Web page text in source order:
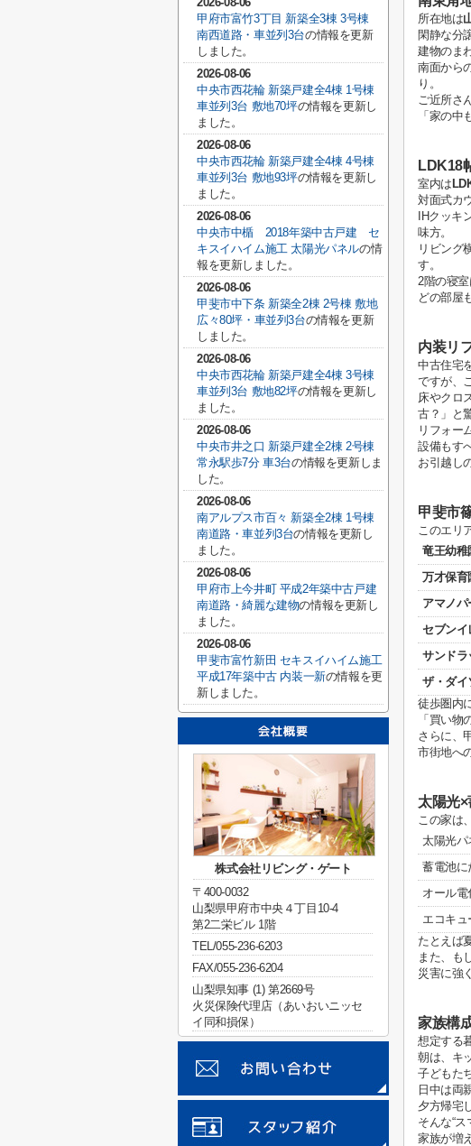
所在地は
閑静な分
建物のま
南面から
り。
ご近所さ
「家の中
LDK18
室内は
対面式カ
IHクッキ
味方。
リビング
す。
2階の寝
どの部屋
内装リ
中古住宅
ですが、
床やクロ
古？」と
リフォー
設備もす
お引越し
甲斐市
このエリ
竜王幼稚
万才保育
アマノ
セブンイ
サンドラ
ザ・ダイ
徒歩圏内
「買い物
さらに、
市街地へ
太陽光×
この家は
太陽光パ
蓄電池に
オール電
エコキ
たとえば
また、も
災害に強
家族構
想定する
朝は、キ
子どもた
日中は両
夕方帰宅
そんな“ス
家族が増
甲府市富竹3丁目 新築全3棟 3号棟
南西道路・車並列3台の情報を更新
しました。
2026-08-06
中央市西花輪 新築戸建全4棟 1号棟
車並列3台 敷地70坪の情報を更新し
ました。
2026-08-06
中央市西花輪 新築戸建全4棟 4号棟
車並列3台 敷地93坪の情報を更新し
ました。
2026-08-06
中央市中楯 2018年築中古戸建 セ
キスイハイム施工 太陽光パネルの情
報を更新しました。
2026-08-06
甲斐市中下条 新築全2棟 2号棟 敷地
広々80坪・車並列3台の情報を更新
しました。
2026-08-06
中央市西花輪 新築戸建全4棟 3号棟
車並列3台 敷地82坪の情報を更新し
ました。
2026-08-06
中央市井之口 新築戸建全2棟 2号棟
常永駅歩7分 車3台の情報を更新しま
した。
2026-08-06
南アルプス市百々 新築全2棟 1号棟
南道路・車並列3台の情報を更新し
ました。
2026-08-06
甲府市上今井町 平成2年築中古戸建
南道路・綺麗な建物の情報を更新し
ました。
2026-08-06
甲斐市富竹新田 セキスイハイム施工
平成17年築中古 内装一新の情報を更
新しました。
株式会社リビング・ゲート
〒400-0032
山梨県甲府市中央４丁目10-4
第2二栄ビル 1階
TEL/055-236-6203
FAX/055-236-6204
山梨県知事 (1) 第2669号
火災保険代理店（あいおいニッセ
イ同和損保）